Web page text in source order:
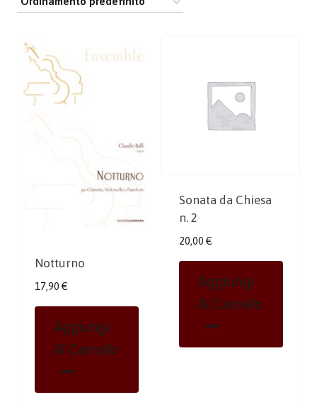
Notturno
17,90 €
Aggiungi
Al Carrello
Sonata da Chiesa
n. 2
20,00 €
Aggiungi
Al Carrello